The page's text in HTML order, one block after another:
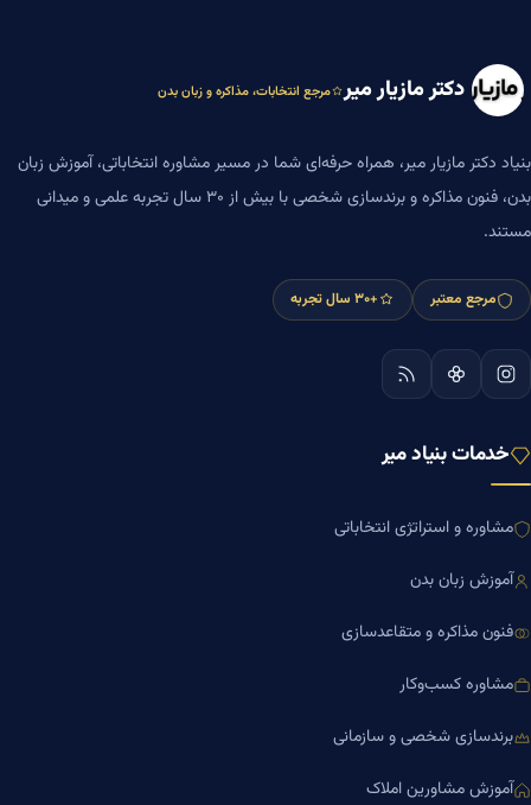
دکتر مازیار میر مرجع انتخابات، مذاکره و زبان بدن
بنیاد دکتر مازیار میر، همراه حرفه‌ای شما در مسیر مشاوره انتخاباتی، آموزش زبان
بدن، فنون مذاکره و برندسازی شخصی با بیش از ۳۰ سال تجربه علمی و میدانی
مستند.
مرجع معتبر +۳۰ سال تجربه
خدمات بنیاد میر
مشاوره و استراتژی انتخاباتی
آموزش زبان بدن
فنون مذاکره و متقاعدسازی
مشاوره کسب‌وکار
برندسازی شخصی و سازمانی
آموزش مشاورین املاک